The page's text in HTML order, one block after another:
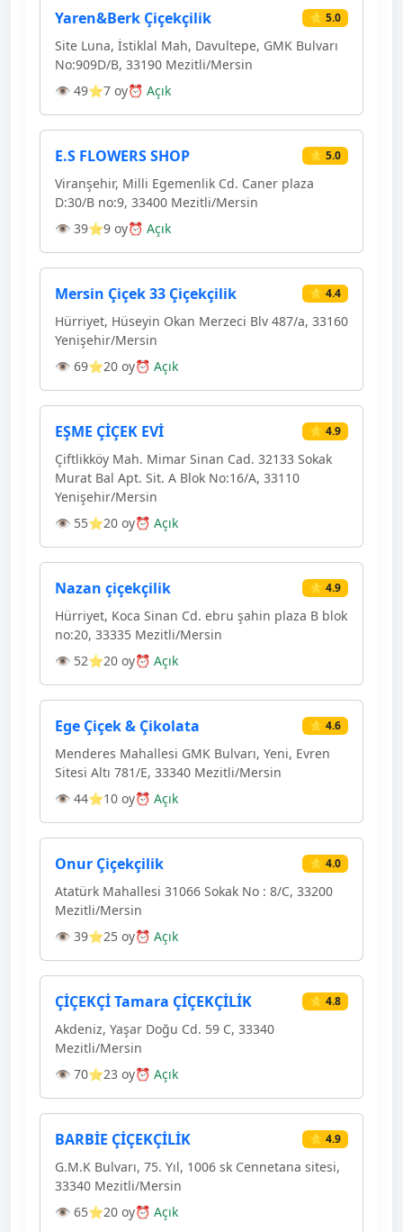
Yaren&Berk Çiçekçilik ⭐ 5.0
Site Luna, İstiklal Mah, Davultepe, GMK Bulvarı
No:909D/B, 33190 Mezitli/Mersin
👁 49⭐7 oy⏰ Açık
E.S FLOWERS SHOP ⭐ 5.0
Viranşehir, Milli Egemenlik Cd. Caner plaza
D:30/B no:9, 33400 Mezitli/Mersin
👁 39⭐9 oy⏰ Açık
Mersin Çiçek 33 Çiçekçilik ⭐ 4.4
Hürriyet, Hüseyin Okan Merzeci Blv 487/a, 33160
Yenişehir/Mersin
👁 69⭐20 oy⏰ Açık
EŞME ÇİÇEK EVİ ⭐ 4.9
Çiftlikköy Mah. Mimar Sinan Cad. 32133 Sokak
Murat Bal Apt. Sit. A Blok No:16/A, 33110
Yenişehir/Mersin
👁 55⭐20 oy⏰ Açık
Nazan çiçekçilik ⭐ 4.9
Hürriyet, Koca Sinan Cd. ebru şahin plaza B blok
no:20, 33335 Mezitli/Mersin
👁 52⭐20 oy⏰ Açık
Ege Çiçek & Çikolata ⭐ 4.6
Menderes Mahallesi GMK Bulvarı, Yeni, Evren
Sitesi Altı 781/E, 33340 Mezitli/Mersin
👁 44⭐10 oy⏰ Açık
Onur Çiçekçilik ⭐ 4.0
Atatürk Mahallesi 31066 Sokak No : 8/C, 33200
Mezitli/Mersin
👁 39⭐25 oy⏰ Açık
ÇİÇEKÇİ Tamara ÇİÇEKÇİLİK ⭐ 4.8
Akdeniz, Yaşar Doğu Cd. 59 C, 33340
Mezitli/Mersin
👁 70⭐23 oy⏰ Açık
BARBİE ÇİÇEKÇİLİK ⭐ 4.9
G.M.K Bulvarı, 75. Yıl, 1006 sk Cennetana sitesi,
33340 Mezitli/Mersin
👁 65⭐20 oy⏰ Açık